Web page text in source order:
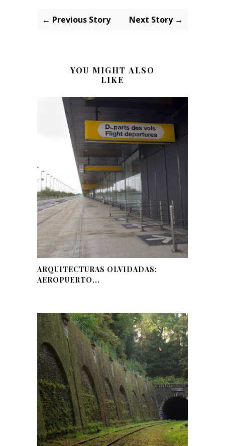
← Previous Story Next Story →
YOU MIGHT ALSO
LIKE
ARQUITECTURAS OLVIDADAS:
AEROPUERTO...